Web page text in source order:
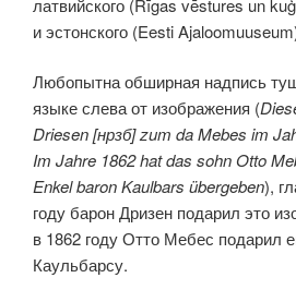
латвийского (Rīgas vēstures un
и эстонского (Eesti
Любопытна обширная надпись
языке слева от изображения (
Driesen [нрзб] zum da Mebes im
Im Jahre 1862 hat das sohn Otto
Enkel baron Kaulbars übergeben),
году барон Дризен подарил это
в 1862 году Отто Мебес подарил
Каульбарсу.